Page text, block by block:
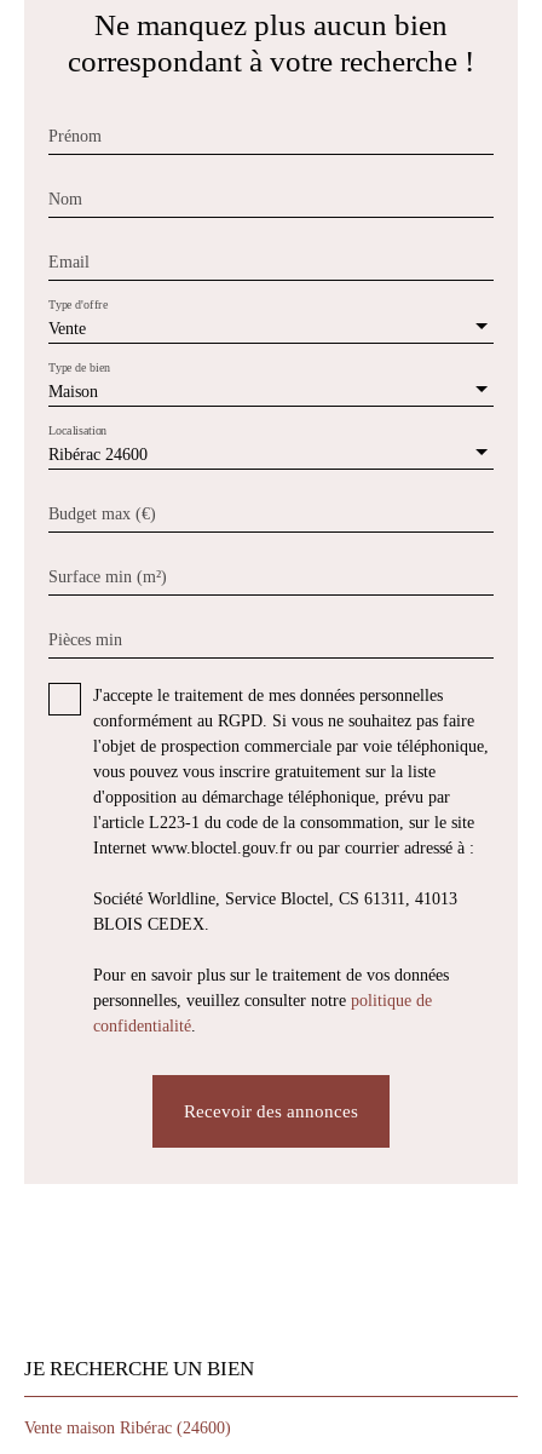
Ne manquez plus aucun bien
correspondant à votre recherche !
Prénom
Nom
Email
Vente
Type d'offre
Maison
Type de bien
Ribérac 24600
Localisation
Budget max (€)
Surface min (m²)
Pièces min
J'accepte le traitement de mes données personnelles
conformément au RGPD. Si vous ne souhaitez pas faire
l'objet de prospection commerciale par voie téléphonique,
vous pouvez vous inscrire gratuitement sur la liste
d'opposition au démarchage téléphonique, prévu par
l'article L223-1 du code de la consommation, sur le site
Internet www.bloctel.gouv.fr ou par courrier adressé à :
Société Worldline, Service Bloctel, CS 61311, 41013
BLOIS CEDEX.
Pour en savoir plus sur le traitement de vos données
personnelles, veuillez consulter notre politique de
confidentialité
Recevoir des annonces
JE RECHERCHE UN BIEN
Vente maison Ribérac (24600)